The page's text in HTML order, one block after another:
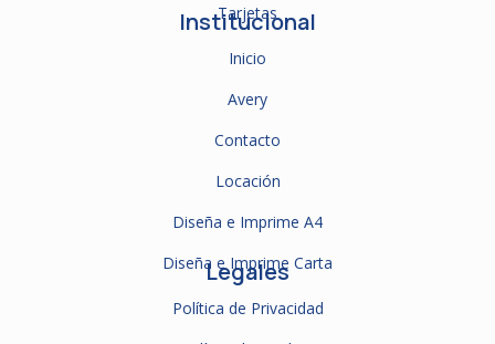
Tarjetas
Institucional
Inicio
Avery
Contacto
Locación
Diseña e Imprime A4
Diseña e Imprime Carta
Legales
Política de Privacidad